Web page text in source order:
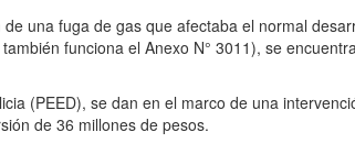
una fuga de gas que afectaba el normal
funciona el Anexo N° 3011), se
(PEED), se dan en el marco de una
de 36 millones de pesos.